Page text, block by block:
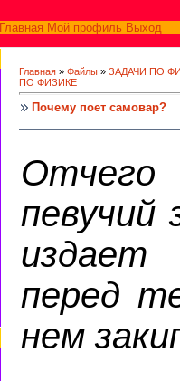
Главная Мой профиль Выход
Главная » Файлы » ЗАДАЧИ ПО
ПО ФИЗИКЕ
Почему поет самовар?
Отчего
певучий
перед
нем